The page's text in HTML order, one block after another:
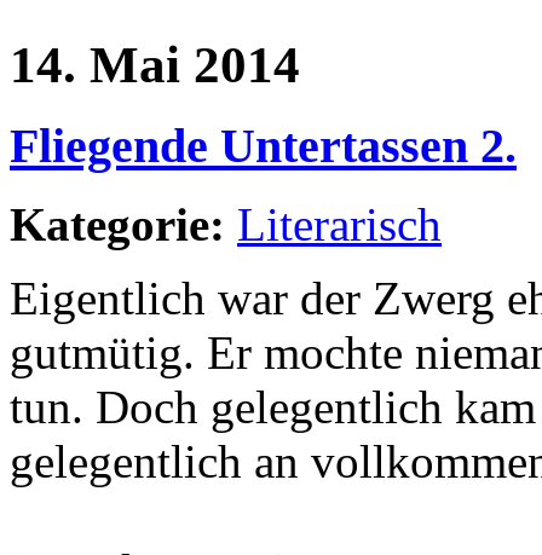
14. Mai 2014
Fliegende Untertassen 2.
Kategorie: Literarisch
Eigentlich war der Zwerg
gutmütig. Er mochte
tun. Doch gelegentlich
gelegentlich an